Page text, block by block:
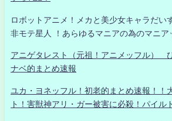
ロボットアニメ！メカと美少女キャラだい
非モテ星人 ！あらゆるマニアの為のマニア
アニゲタレスト（元祖！アニメッフル）
ナベ的まとめ速報
ユカ・ヨネッフル！初老的まとめ速報！！
ト！害獣神アリ・ガー被害に必殺！パイル